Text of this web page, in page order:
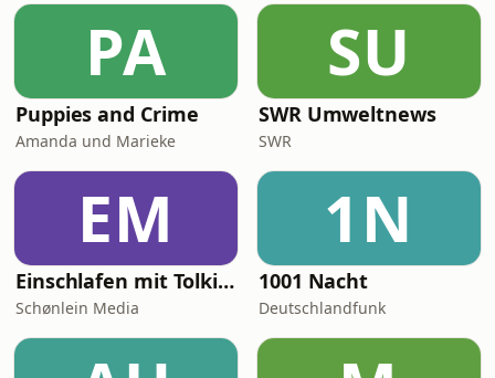
PA
Puppies and Crime
Amanda und Marieke
SU
SWR Umweltnews
SWR
EM
Einschlafen mit Tolkien
Schønlein Media
1N
1001 Nacht
Deutschlandfunk